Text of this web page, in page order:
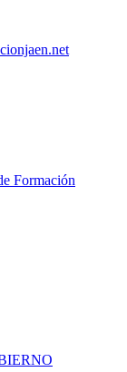
Formación